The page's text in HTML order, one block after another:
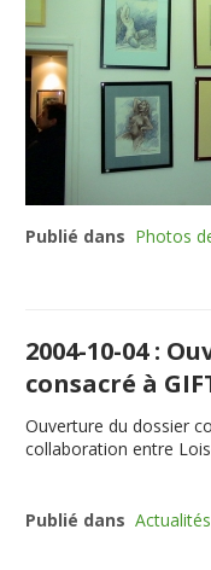
Publié dans Photos
2004-10-04 :
consacré à
Ouverture du dossier
collaboration entre
Publié dans